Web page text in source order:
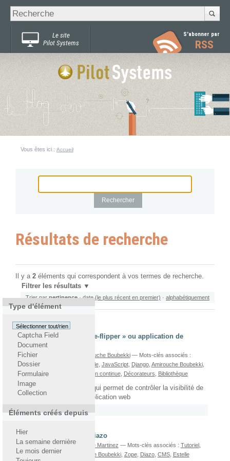
Chercher par
Recherche
avancée…
Le site
Pilot Systems
S'abonner par
RSS
Vous êtes ici : Accueil
Résultats de recherche
Il y a 2 éléments qui correspondent à vos termes de recherche.
Filtrer les résultats
Type d'élément
Sélectionner tout/rien
Captcha Field
Document
Fichier
Dossier
Formulaire
Image
Collection
Éléments créés depuis
Hier
La semaine dernière
Le mois dernier
Trier par pertinence · date (le plus récent en premier) · alphabétiquement
Django-Waffle, « feature-flipper » ou application de
gestion d'options
écrit le 03/05/2012 Amirouche Boubekki — Mots-clés associés :
Application web
Django-Waffle, JavaScript, Django, Amirouche Boubekki,
Template,Modèles Intégration continue, Décorateurs Bibliothèque
Une application Django qui permet de contrôler la visibilité de
fonctions dans votre application web
Rattaché à 2012
Theming Plone avec Diazo
écrit le 09/06/2011Par Estelle Martinez — Mots-clés associés : Tutoriel,
Plone,Portal_view Amirouche Boubekki, Zope, Diazo, CMS, Estelle